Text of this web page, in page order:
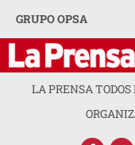
GRUPO OPSA
LA PRENSA TODOS